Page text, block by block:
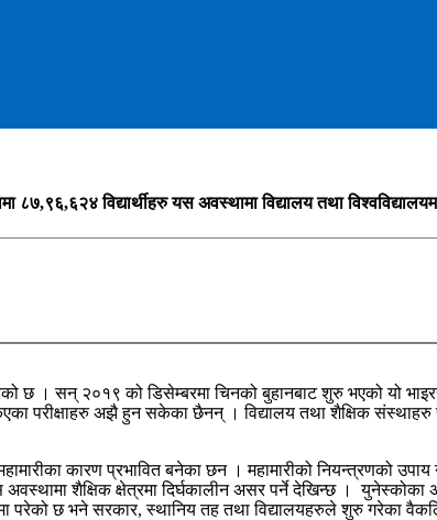
८७,९६,६२४ विद्यार्थीहरु यस अवस्थामा विद्यालय तथा
छ । सन् २०१९ को डिसेम्बरमा चिनको बुहानबाट शुरु भएको यो
परीक्षाहरु अझै हुन सकेका छैनन् । विद्यालय तथा शैक्षिक
कारण प्रभावित बनेका छन । महामारीको नियन्त्रणको
शैक्षिक क्षेत्रमा दिर्घकालीन असर पर्ने देखिन्छ । युनेस्कोका
परेको छ भने सरकार, स्थानिय तह तथा विद्यालयहरुले शुरु गरेका